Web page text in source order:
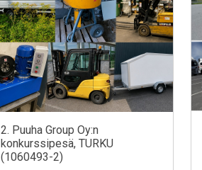
2. Puuha Group Oy:n
konkurssipesä, TURKU
(1060493-2)